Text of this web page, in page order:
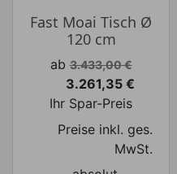
Fast Moai Tisch Ø
120 cm
Verkaufspreis
ab 3.433,00 €
Preis
3.261,35 €
Ihr Spar-Preis
Preise inkl. ges.
MwSt.